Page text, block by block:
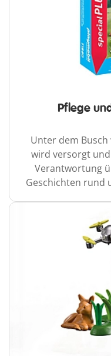
Pflege
Unter dem
wird versorgt
Verantwortung
Geschichten rund